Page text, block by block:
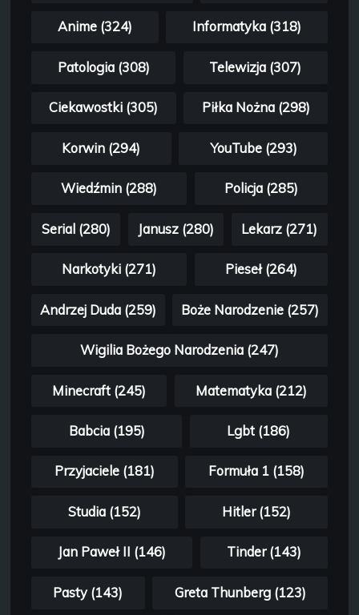
Anime (324) Informatyka (318)
Patologia (308) Telewizja (307)
Ciekawostki (305) Piłka Nożna (298)
Korwin (294) YouTube (293)
Wiedźmin (288) Policja (285)
Serial (280) Janusz (280) Lekarz (271)
Narkotyki (271) Pieseł (264)
Andrzej Duda (259) Boże Narodzenie (257)
Wigilia Bożego Narodzenia (247)
Minecraft (245) Matematyka (212)
Babcia (195) Lgbt (186)
Przyjaciele (181) Formuła 1 (158)
Studia (152) Hitler (152)
Jan Paweł II (146) Tinder (143)
Pasty (143) Greta Thunberg (123)